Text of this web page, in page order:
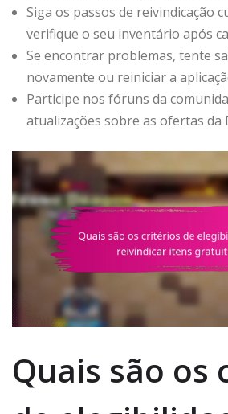
Siga os passos de reivindicação
verifique o seu inventário após
Se encontrar problemas, tente
novamente ou reiniciar a
Participe nos fóruns da
atualizações sobre as ofertas da
Quais são os